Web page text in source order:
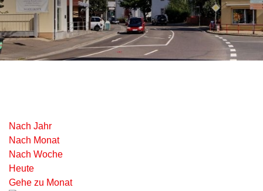
Nach Jahr
Nach Monat
Nach Woche
Heute
Gehe zu Monat